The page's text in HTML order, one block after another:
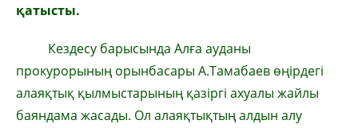
қатысты.
Кездесу барысында Алға ауданы
прокурорының орынбасары А.Тамабаев өңірдегі
алаяқтық қылмыстарының қазіргі ахуалы жайлы
баяндама жасады. Ол алаяқтықтың алдын алу